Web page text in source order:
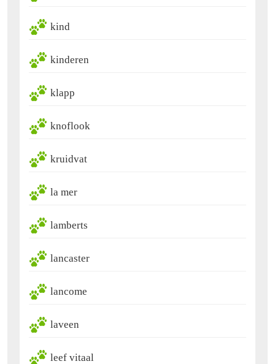
kind
kinderen
klapp
knoflook
kruidvat
la mer
lamberts
lancaster
lancome
laveen
leef vitaal